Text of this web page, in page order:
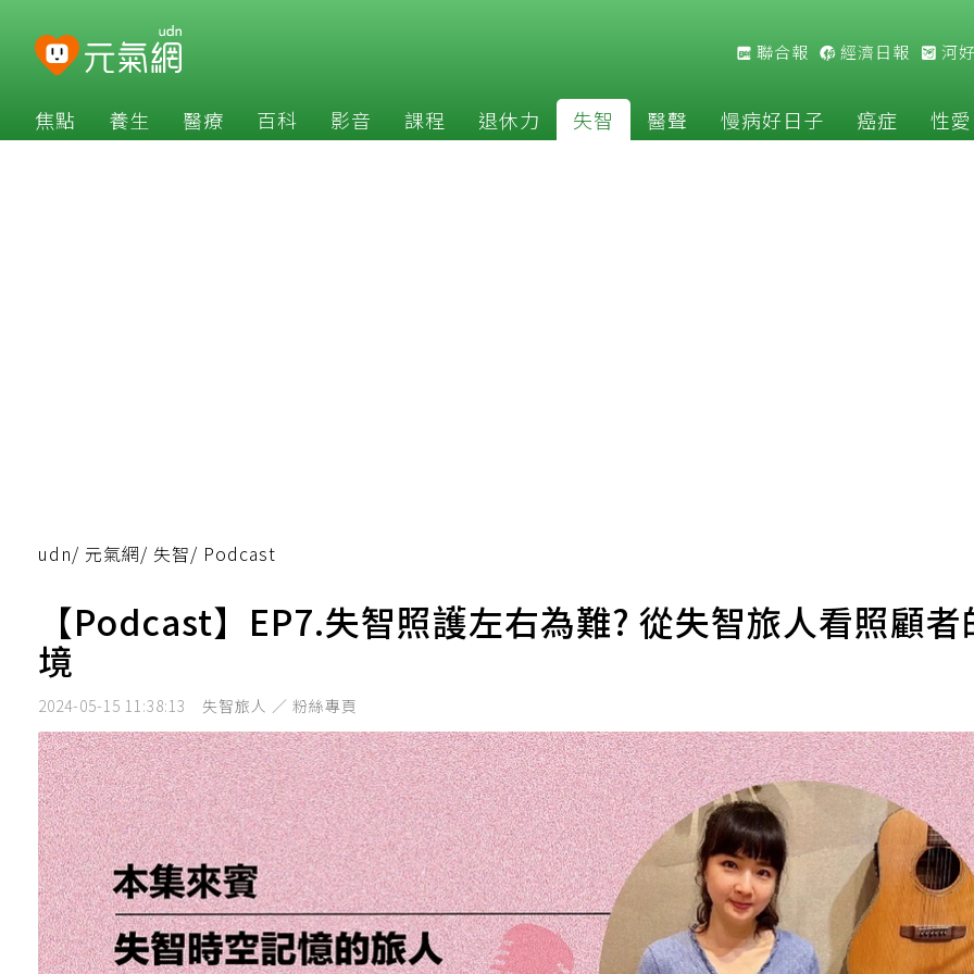
聯合報 經濟日報 河
焦點 養生 醫療 百科 影音 課程 退休力 失智 醫聲 慢病好日子 癌症 性愛
udn/ 元氣網/ 失智/ Podcast
【Podcast】EP7.失智照護左右為難? 從失智旅人看照顧
境
2024-05-15 11:38:13 失智旅人 ／ 粉絲專頁